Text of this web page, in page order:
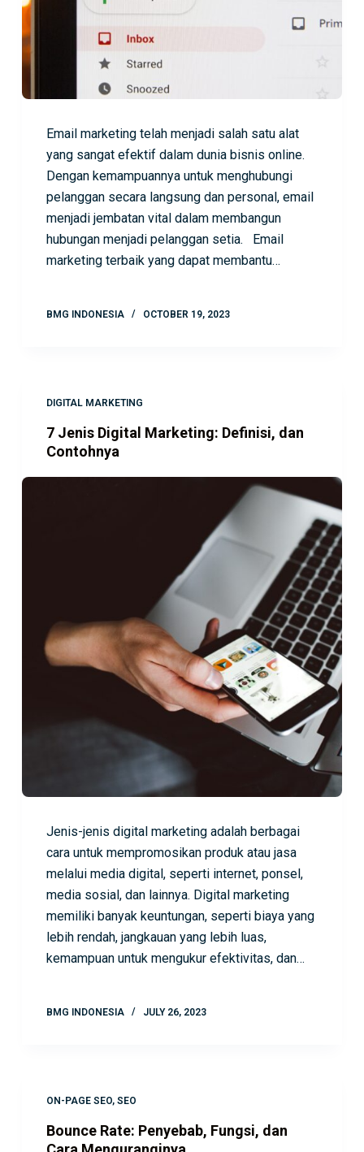
Email marketing telah menjadi salah satu alat
yang sangat efektif dalam dunia bisnis online.
Dengan kemampuannya untuk menghubungi
pelanggan secara langsung dan personal, email
menjadi jembatan vital dalam membangun
hubungan menjadi pelanggan setia. Email
marketing terbaik yang dapat membantu…
BMG INDONESIA OCTOBER 19, 2023
DIGITAL MARKETING
7 Jenis Digital Marketing: Definisi, dan
Contohnya
Jenis-jenis digital marketing adalah berbagai
cara untuk mempromosikan produk atau jasa
melalui media digital, seperti internet, ponsel,
media sosial, dan lainnya. Digital marketing
memiliki banyak keuntungan, seperti biaya yang
lebih rendah, jangkauan yang lebih luas,
kemampuan untuk mengukur efektivitas, dan…
BMG INDONESIA JULY 26, 2023
ON-PAGE SEO, SEO
Bounce Rate: Penyebab, Fungsi, dan